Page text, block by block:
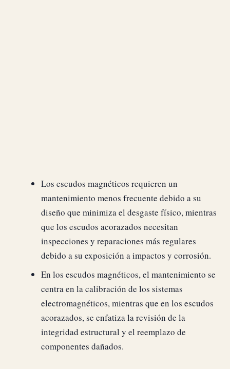
Los escudos magnéticos requieren un
mantenimiento menos frecuente debido a su
diseño que minimiza el desgaste físico, mientras
que los escudos acorazados necesitan
inspecciones y reparaciones más regulares
debido a su exposición a impactos y corrosión.
En los escudos magnéticos, el mantenimiento se
centra en la calibración de los sistemas
electromagnéticos, mientras que en los escudos
acorazados, se enfatiza la revisión de la
integridad estructural y el reemplazo de
componentes dañados.